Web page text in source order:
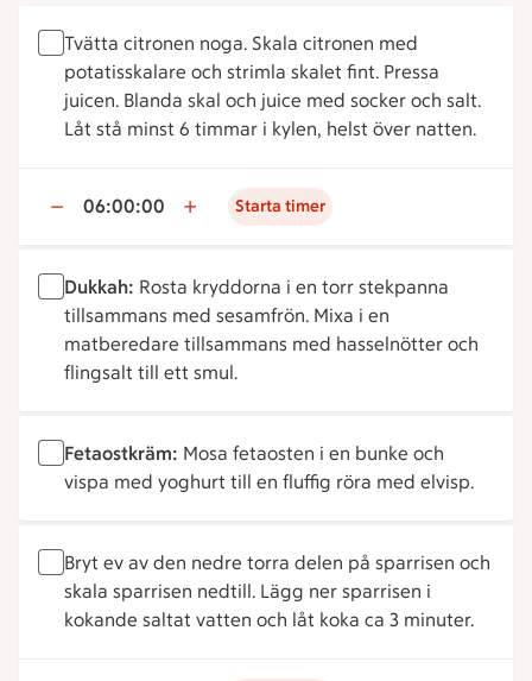
Tvätta citronen noga. Skala citronen med
potatisskalare och strimla skalet fint. Pressa
juicen. Blanda skal och juice med socker och salt.
Låt stå minst 6 timmar i kylen, helst över natten.
06:00:00 Starta timer
Dukkah: Rosta kryddorna i en torr stekpanna
tillsammans med sesamfrön. Mixa i en
matberedare tillsammans med hasselnötter och
flingsalt till ett smul.
Fetaostkräm: Mosa fetaosten i en bunke och
vispa med yoghurt till en fluffig röra med elvisp.
Bryt ev av den nedre torra delen på sparrisen och
skala sparrisen nedtill. Lägg ner sparrisen i
kokande saltat vatten och låt koka ca 3 minuter.